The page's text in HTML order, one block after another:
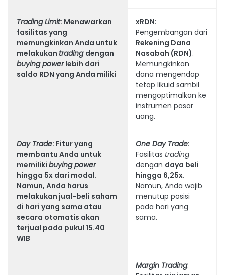
Trading Limit: Menawarkan
fasilitas yang
memungkinkan Anda untuk
melakukan trading dengan
buying powerlebih dari
saldo RDN yang Anda miliki
xRDN:
Pengembangan dari
Rekening Dana
Nasabah (RDN).
Memungkinkan
dana mengendap
tetap likuid sambil
mengoptimalkan ke
instrumen pasar
uang.
Day Trade: Fitur yang
membantu Anda untuk
memiliki buying power
hingga 5x dari modal.
Namun, Anda harus
melakukan jual-beli saham
di hari yang sama atau
secara otomatis akan
terjual pada pukul 15.40
WIB
One Day Trade:
Fasilitas trading
dengan daya beli
hingga 6,25x.
Namun, Anda wajib
menutup posisi
pada hari yang
sama.
Margin Trading: